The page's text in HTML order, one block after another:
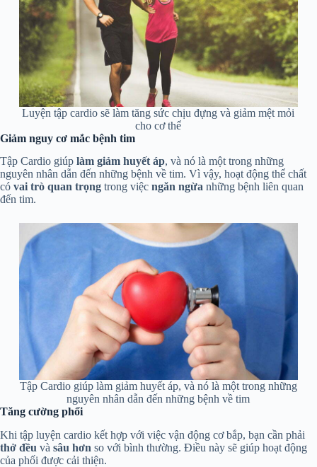
Luyện tập cardio sẽ làm tăng sức chịu đựng và giảm mệt mỏi
cho cơ thể
Giảm nguy cơ mắc bệnh tim
Tập Cardio giúp làm giảm huyết áp, và nó là một trong những
nguyên nhân dẫn đến những bệnh về tim. Vì vậy, hoạt động thể chất
có vai trò quan trọng trong việc ngăn ngừa những bệnh liên quan
đến tim.
Tập Cardio giúp làm giảm huyết áp, và nó là một trong những
nguyên nhân dẫn đến những bệnh về tim
Tăng cường phổi
Khi tập luyện cardio kết hợp với việc vận động cơ bắp, bạn cần phải
thở đều và sâu hơn so với bình thường. Điều này sẽ giúp hoạt động
của phối được cải thiện.